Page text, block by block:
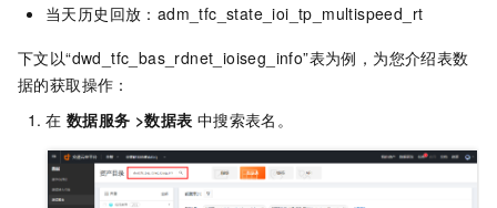
当天历史回放：adm_tfc_state_ioi_tp_multispeed_rt
下文以“dwd_tfc_bas_rdnet_ioiseg_info”表为例，为您介绍表数
据的获取操作：
在 数据服务 >数据表 中搜索表名。